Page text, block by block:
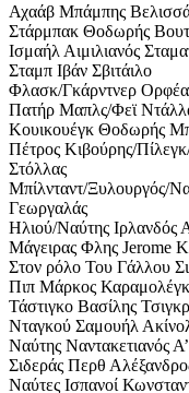
Αχαάβ Μπάμπης
Στάρμπακ Θοδωρής
Ισμαήλ Αιμιλιανός
Σταμπ Ιβάν Σβιτάιλο
Φλασκ/Γκάρντνερ
Πατήρ Μαπλς/Φεϊ
Κουικουέγκ Θοδωρής
Πέτρος Κιβούρης/
Στόλλας
Μπίλνταντ/Ξυλουργός/
Γεωργαλάς
Ηλιού/Ναύτης Ιρλανδός
Μάγειρας Φλης Jerome
Στον ρόλο Του Γάλλου
Πιπ Μάρκος
Τάστιγκο Βασίλης
Νταγκού Σαμουήλ
Ναύτης Ναντακετιανός
Σιδεράς Περθ
Ναύτες Ισπανοί